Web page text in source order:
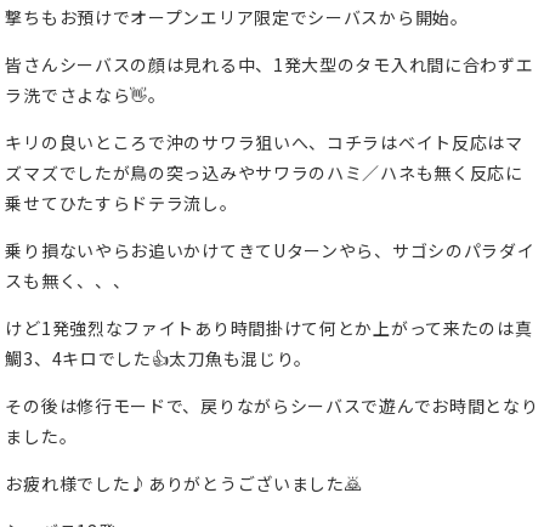
撃ちもお預けでオープンエリア限定でシーバスから開始。
皆さんシーバスの顔は見れる中、1発大型のタモ入れ間に合わずエ
ラ洗でさよなら👋。
キリの良いところで沖のサワラ狙いへ、コチラはベイト反応はマ
ズマズでしたが鳥の突っ込みやサワラのハミ／ハネも無く反応に
乗せてひたすらドテラ流し。
乗り損ないやらお追いかけてきてUターンやら、サゴシのパラダイ
スも無く、、、
けど1発強烈なファイトあり時間掛けて何とか上がって来たのは真
鯛3、4キロでした👍太刀魚も混じり。
その後は修行モードで、戻りながらシーバスで遊んでお時間となり
ました。
お疲れ様でした♪ありがとうございました🙇